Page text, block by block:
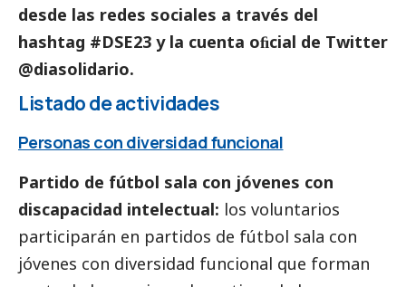
desde las redes sociales a través del
hashtag #DSE23 y la cuenta oﬁcial de Twitter
@diasolidario.
Listado de actividades
Personas con diversidad funcional
Partido de fútbol sala con jóvenes con
discapacidad intelectual: los voluntarios
participarán en partidos de fútbol sala con
jóvenes con diversidad funcional que forman